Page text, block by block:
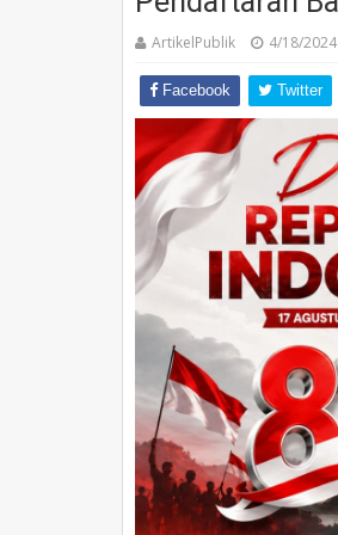
ArtikelPublik 4/18/
Facebook Twitter